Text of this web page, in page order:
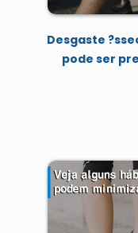
Desgaste
pode ser